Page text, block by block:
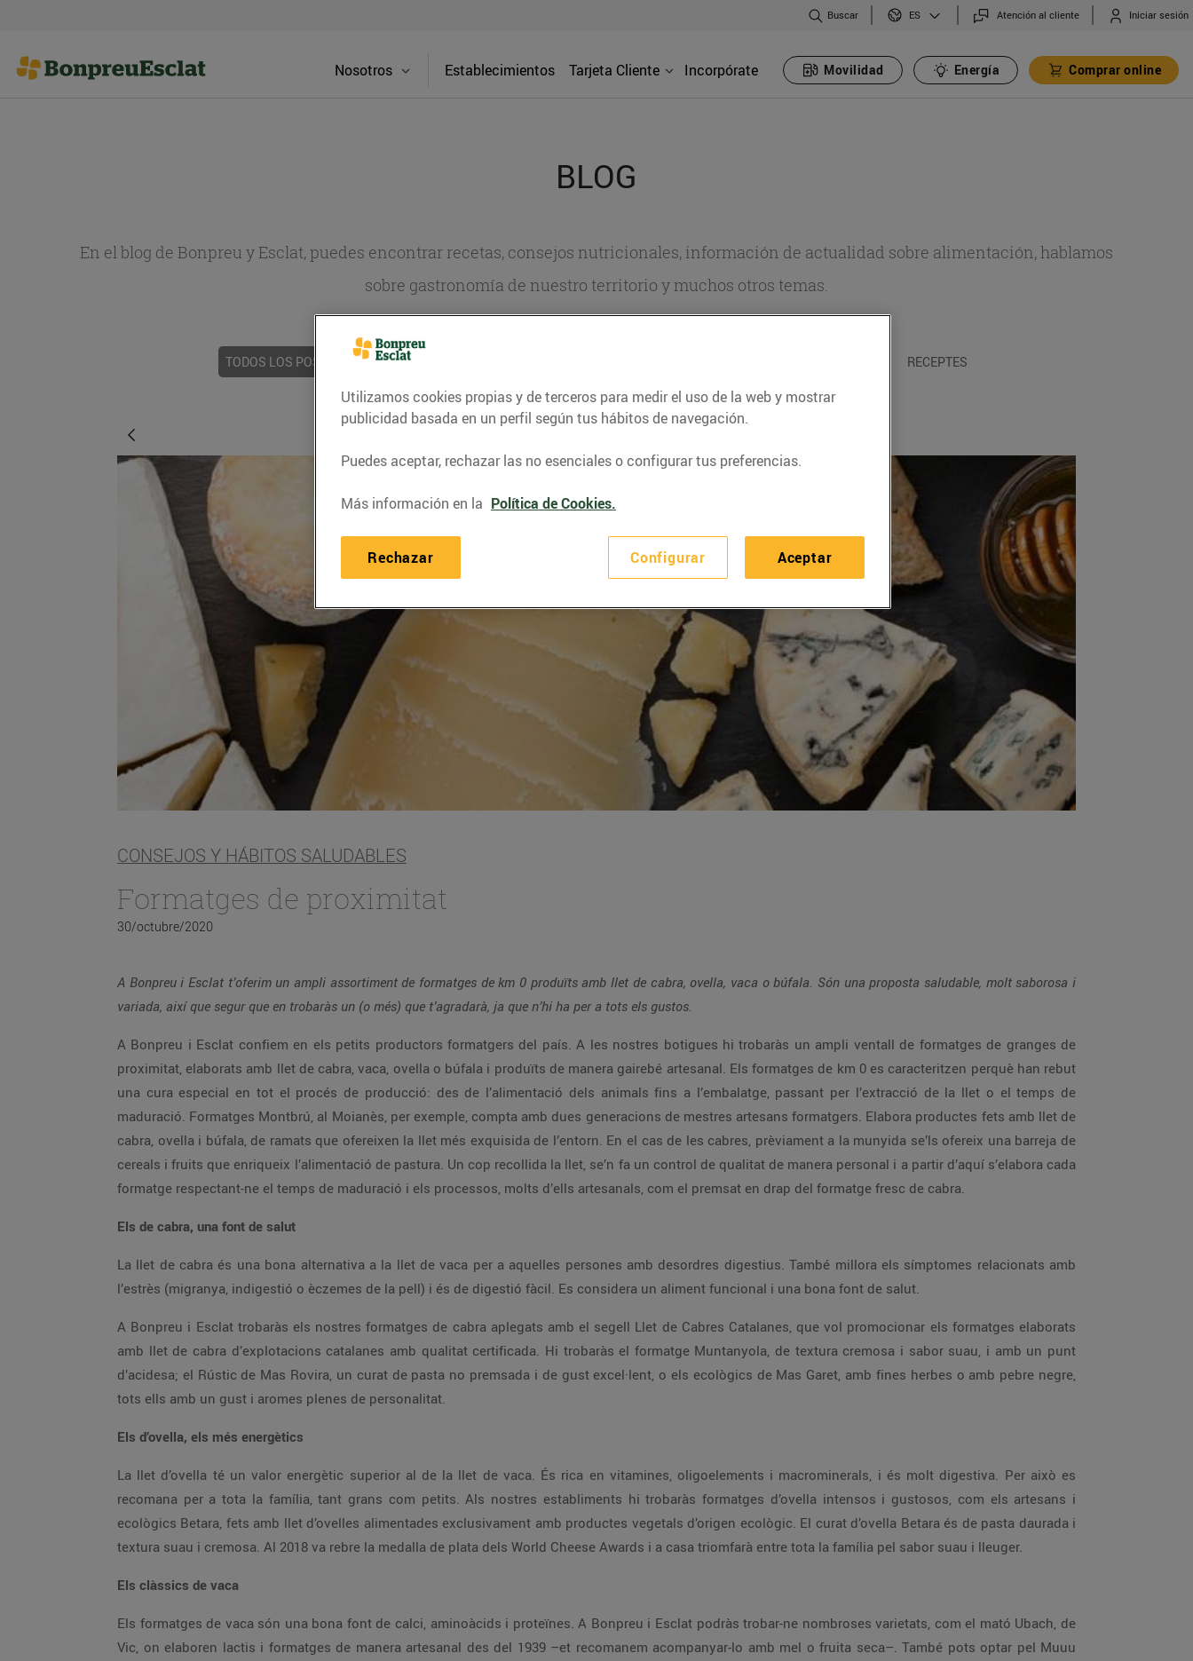
Buscar ES Atención al cliente Iniciar sesión
Nosotros Establecimientos Tarjeta Cliente Incorpórate Movilidad Energía Comprar online
BLOG
En el blog de Bonpreu y Esclat, puedes encontrar recetas, consejos nutricionales, información de actualidad sobre alimentación, hablamos
sobre gastronomía de nuestro territorio y muchos otros temas.
TODOS LOS POSTS ACTUALITAT RECEPTES
CONSEJOS Y HÁBITOS SALUDABLES
Formatges de proximitat
30/octubre/2020
A Bonpreu i Esclat t’oferim un ampli assortiment de formatges de km 0 produïts amb llet de cabra, ovella, vaca o búfala. Són una proposta saludable, molt saborosa i
variada, així que segur que en trobaràs un (o més) que t’agradarà, ja que n’hi ha per a tots els gustos.
A Bonpreu i Esclat confiem en els petits productors formatgers del país. A les nostres botigues hi trobaràs un ampli ventall de formatges de granges de
proximitat, elaborats amb llet de cabra, vaca, ovella o búfala i produïts de manera gairebé artesanal. Els formatges de km 0 es caracteritzen perquè han rebut
una cura especial en tot el procés de producció: des de l’alimentació dels animals fins a l’embalatge, passant per l’extracció de la llet o el temps de
maduració. Formatges Montbrú, al Moianès, per exemple, compta amb dues generacions de mestres artesans formatgers. Elabora productes fets amb llet de
cabra, ovella i búfala, de ramats que ofereixen la llet més exquisida de l’entorn. En el cas de les cabres, prèviament a la munyida se’ls ofereix una barreja de
cereals i fruits que enriqueix l’alimentació de pastura. Un cop recollida la llet, se’n fa un control de qualitat de manera personal i a partir d’aquí s’elabora cada
formatge respectant-ne el temps de maduració i els processos, molts d’ells artesanals, com el premsat en drap del formatge fresc de cabra.
Els de cabra, una font de salut
La llet de cabra és una bona alternativa a la llet de vaca per a aquelles persones amb desordres digestius. També millora els símptomes relacionats amb
l’estrès (migranya, indigestió o èczemes de la pell) i és de digestió fàcil. Es considera un aliment funcional i una bona font de salut.
A Bonpreu i Esclat trobaràs els nostres formatges de cabra aplegats amb el segell Llet de Cabres Catalanes, que vol promocionar els formatges elaborats
amb llet de cabra d’explotacions catalanes amb qualitat certificada. Hi trobaràs el formatge Muntanyola, de textura cremosa i sabor suau, i amb un punt
d’acidesa; el Rústic de Mas Rovira, un curat de pasta no premsada i de gust excel·lent, o els ecològics de Mas Garet, amb fines herbes o amb pebre negre,
tots ells amb un gust i aromes plenes de personalitat.
Els d’ovella, els més energètics
La llet d’ovella té un valor energètic superior al de la llet de vaca. És rica en vitamines, oligoelements i macrominerals, i és molt digestiva. Per això es
recomana per a tota la família, tant grans com petits. Als nostres establiments hi trobaràs formatges d’ovella intensos i gustosos, com els artesans i
ecològics Betara, fets amb llet d’ovelles alimentades exclusivament amb productes vegetals d’origen ecològic. El curat d’ovella Betara és de pasta daurada i
textura suau i cremosa. Al 2018 va rebre la medalla de plata dels World Cheese Awards i a casa triomfarà entre tota la família pel sabor suau i lleuger.
Els clàssics de vaca
Els formatges de vaca són una bona font de calci, aminoàcids i proteïnes. A Bonpreu i Esclat podràs trobar-ne nombroses varietats, com el mató Ubach, de
Vic, on elaboren lactis i formatges de manera artesanal des del 1939 –et recomanem acompanyar-lo amb mel o fruita seca–. També pots optar pel Muuu
Utilizamos cookies propias y de terceros para medir el uso de la web y mostrar
publicidad basada en un perfil según tus hábitos de navegación.
Puedes aceptar, rechazar las no esenciales o configurar tus preferencias.
Más información en la Política de Cookies.
Configurar
Rechazar Aceptar